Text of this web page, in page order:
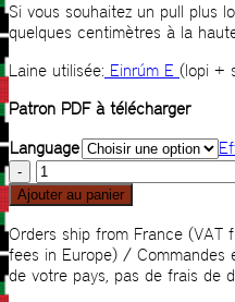
Si vous souhaitez un pull plus
quelques centimètres à la
Laine utilisée: Einrúm E (lopi +
Patron PDF à télécharger
Language
quantité
de
HB
01
Ajouter au panier
Orders ship from France (VAT
fees in Europe) / Commandes
de votre pays, pas de frais de